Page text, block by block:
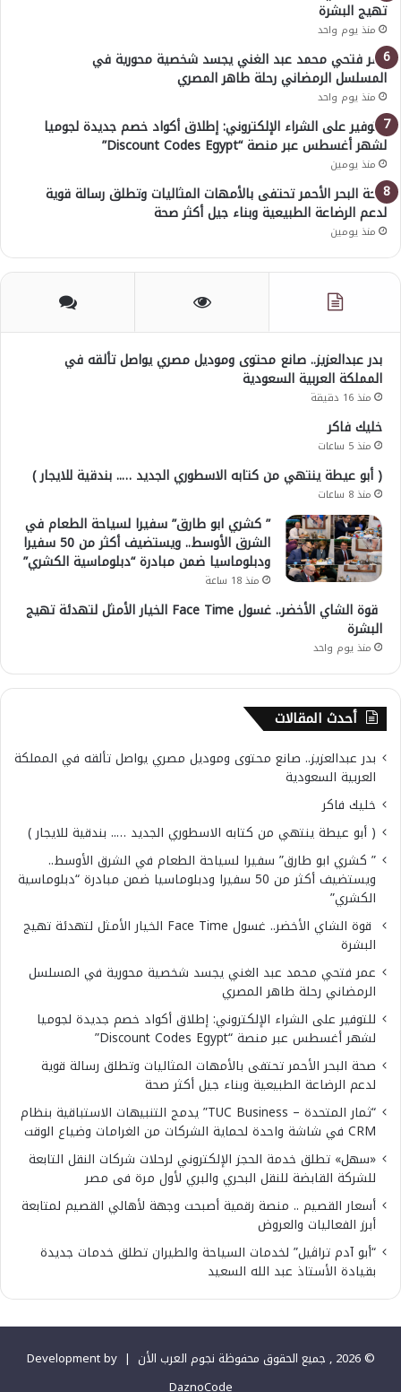
تهيج البشرة
منذ يوم واحد
عمر فتحي محمد عبد الغني يجسد شخصية محورية في
المسلسل الرمضاني رحلة طاهر المصري
منذ يوم واحد
للتوفير على الشراء الإلكتروني: إطلاق أكواد خصم جديدة لجوميا
لشهر أغسطس عبر منصة “Discount Codes Egypt”
منذ يومين
صحة البحر الأحمر تحتفى بالأمهات المثاليات وتطلق رسالة قوية
لدعم الرضاعة الطبيعية وبناء جيل أكثر صحة
منذ يومين
بدر عبدالعزيز.. صانع محتوى وموديل مصري يواصل تألقه في
المملكة العربية السعودية
منذ 16 دقيقة
خليك فاكر
منذ 5 ساعات
( أبو عيطة ينتهي من كتابه الاسطوري الجديد ….. بندقية للايجار )
منذ 8 ساعات
” كشري ابو طارق” سفيرا لسياحة الطعام في
الشرق الأوسط.. ويستضيف أكثر من 50 سفيرا
ودبلوماسيا ضمن مبادرة “دبلوماسية الكشري”
منذ 18 ساعة
قوة الشاي الأخضر.. غسول Face Time الخيار الأمثل لتهدئة تهيج
البشرة
منذ يوم واحد
أحدث المقالات
بدر عبدالعزيز.. صانع محتوى وموديل مصري يواصل تألقه في المملكة
العربية السعودية
خليك فاكر
( أبو عيطة ينتهي من كتابه الاسطوري الجديد ….. بندقية للايجار )
” كشري ابو طارق” سفيرا لسياحة الطعام في الشرق الأوسط..
ويستضيف أكثر من 50 سفيرا ودبلوماسيا ضمن مبادرة “دبلوماسية
الكشري”
قوة الشاي الأخضر.. غسول Face Time الخيار الأمثل لتهدئة تهيج
البشرة
عمر فتحي محمد عبد الغني يجسد شخصية محورية في المسلسل
الرمضاني رحلة طاهر المصري
للتوفير على الشراء الإلكتروني: إطلاق أكواد خصم جديدة لجوميا
لشهر أغسطس عبر منصة “Discount Codes Egypt”
صحة البحر الأحمر تحتفى بالأمهات المثاليات وتطلق رسالة قوية
لدعم الرضاعة الطبيعية وبناء جيل أكثر صحة
“ثمار المتحدة – TUC Business” يدمج التنبيهات الاستباقية بنظام
CRM في شاشة واحدة لحماية الشركات من الغرامات وضياع الوقت
«سهل» تطلق خدمة الحجز الإلكتروني لرحلات شركات النقل التابعة
للشركة القابضة للنقل البحري والبري لأول مرة فى مصر
أسعار القصيم .. منصة رقمية أصبحت وجهة لأهالي القصيم لمتابعة
أبرز الفعاليات والعروض
“أبو آدم تراڤيل” لخدمات السياحة والطيران تطلق خدمات جديدة
بقيادة الأستاذ عبد الله السعيد
© 2026 , جميع الحقوق محفوظة نجوم العرب الأن |
Development by
DaznoCode